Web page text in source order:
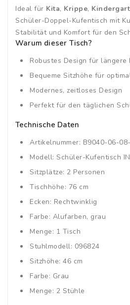
Ideal für Kita, Krippe,
Schüler-Doppel-Kufentisch mit
Stabilität und Komfort für den
Warum dieser Tisch?
Robustes Design für
Bequeme Sitzhöhe für
Modernes, zeitloses Design
Perfekt für den täglichen
Technische Daten
Artikelnummer: B9040-06-
Modell: Schüler-Kufentisch
Sitzplätze: 2 Personen
Tischhöhe: 76 cm
Ecken: Rechtwinklig
Farbe: Alufarben, grau
Menge: 1 Tisch
Stuhlmodell: 096824
Sitzhöhe: 46 cm
Farbe: Grau
Menge: 2 Stühle